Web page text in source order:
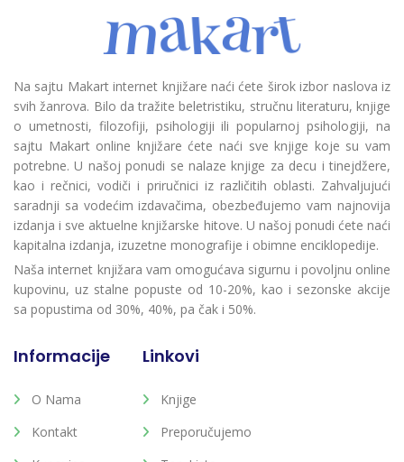
Na sajtu Makart internet knjižare naći ćete širok izbor naslova iz
svih žanrova. Bilo da tražite beletristiku, stručnu literaturu, knjige
o umetnosti, filozofiji, psihologiji ili popularnoj psihologiji, na
sajtu Makart online knjižare ćete naći sve knjige koje su vam
potrebne. U našoj ponudi se nalaze knjige za decu i tinejdžere,
kao i rečnici, vodiči i priručnici iz različitih oblasti. Zahvaljujući
saradnji sa vodećim izdavačima, obezbeđujemo vam najnovija
izdanja i sve aktuelne knjižarske hitove. U našoj ponudi ćete naći
kapitalna izdanja, izuzetne monografije i obimne enciklopedije.
Naša internet knjižara vam omogućava sigurnu i povoljnu online
kupovinu, uz stalne popuste od 10-20%, kao i sezonske akcije
sa popustima od 30%, 40%, pa čak i 50%.
Informacije
O Nama
Kontakt
Linkovi
Knjige
Preporučujemo